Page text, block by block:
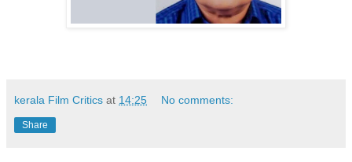
kerala Film Critics at 14:25 No comments:
Share